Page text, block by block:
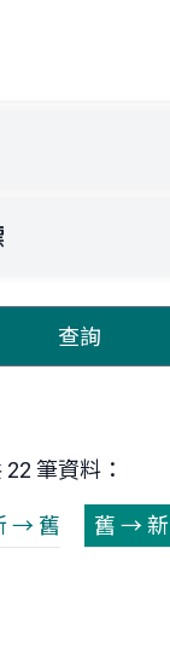
查詢
筆資料：
→ 舊 舊 → 新